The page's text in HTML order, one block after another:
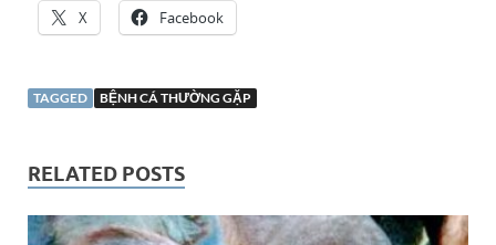
X Facebook
TAGGED BỆNH CÁ THƯỜNG GẶP
RELATED POSTS